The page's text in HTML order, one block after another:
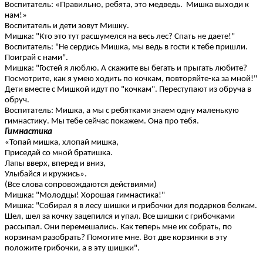
Воспитатель: «Правильно, ребята, это медведь. Мишка выходи к
нам!»
Воспитатель и дети зовут Мишку.
Мишка: "Кто это тут расшумелся на весь лес? Спать не даете!"
Воспитатель: "Не сердись Мишка, мы ведь в гости к тебе пришли.
Поиграй с нами".
Мишка: "Гостей я люблю. А скажите вы бегать и прыгать любите?
Посмотрите, как я умею ходить по кочкам, повторяйте-ка за мной!"
Дети вместе с Мишкой идут по "кочкам". Переступают из обруча в
обруч.
Воспитатель: Мишка, а мы с ребятками знаем одну маленькую
гимнастику. Мы тебе сейчас покажем. Она про тебя.
Гимнастика
«Топай мишка, хлопай мишка,
Приседай со мной братишка.
Лапы вверх, вперед и вниз,
Улыбайся и кружись».
(Все слова сопровождаются действиями)
Мишка: "Молодцы! Хорошая гимнастика!"
Мишка: "Собирал я в лесу шишки и грибочки для подарков белкам.
Шел, шел за кочку зацепился и упал. Все шишки с грибочками
рассыпал. Они перемешались. Как теперь мне их собрать, по
корзинам разобрать? Помогите мне. Вот две корзинки в эту
положите грибочки, а в эту шишки".